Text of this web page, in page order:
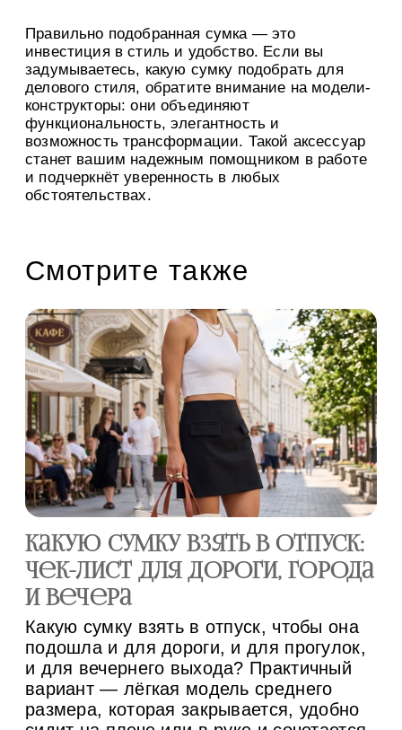
Правильно подобранная сумка — это
инвестиция в стиль и удобство. Если вы
задумываетесь, какую сумку подобрать для
делового стиля, обратите внимание на модели-
конструкторы: они объединяют
функциональность, элегантность и
возможность трансформации. Такой аксессуар
станет вашим надежным помощником в работе
и подчеркнёт уверенность в любых
обстоятельствах.
Смотрите также
Какую сумку взять в отпуск:
чек-лист для дороги, города
и вечера
Какую сумку взять в отпуск, чтобы она
подошла и для дороги, и для прогулок,
и для вечернего выхода? Практичный
вариант — лёгкая модель среднего
размера, которая закрывается, удобно